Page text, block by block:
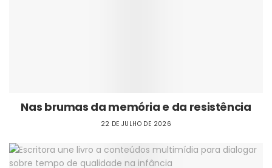
Nas brumas da memória e da resistência
22 DE JULHO DE 2026